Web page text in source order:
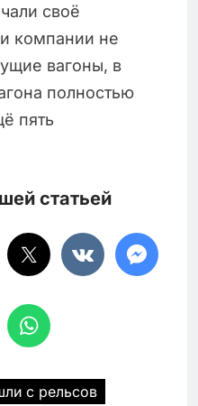
своё
компании не
вагоны, в
полностью
пять
статьей
с рельсов